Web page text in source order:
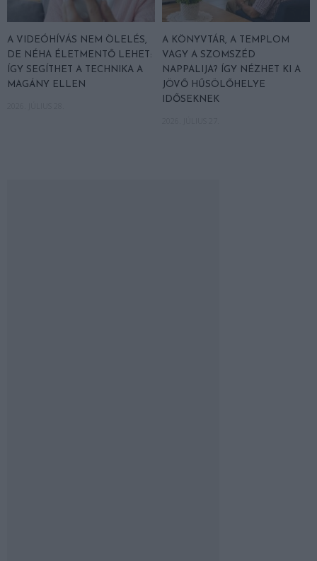
A VIDEÓHÍVÁS NEM ÖLELÉS,
DE NÉHA ÉLETMENTŐ LEHET:
ÍGY SEGÍTHET A TECHNIKA A
MAGÁNY ELLEN
A KÖNYVTÁR, A TEMPLOM
VAGY A SZOMSZÉD
NAPPALIJA? ÍGY NÉZHET KI A
JÖVŐ HŰSÖLŐHELYE
IDŐSEKNEK